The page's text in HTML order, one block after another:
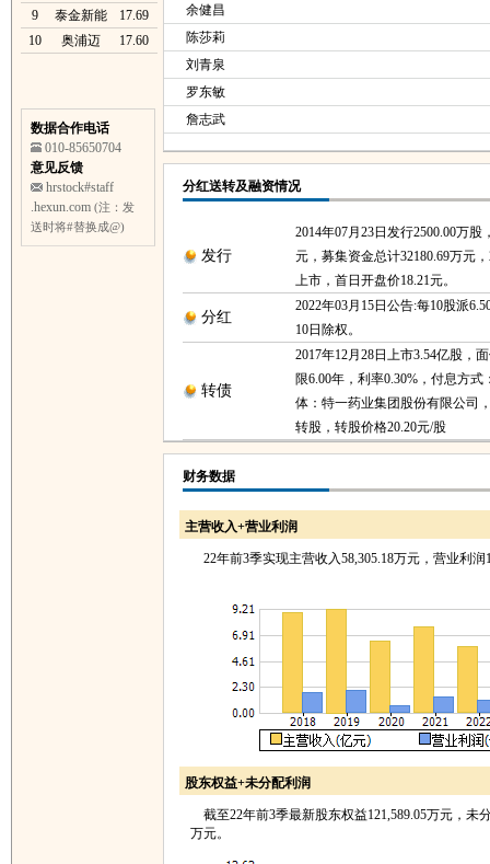
9
泰金新能
17.69
10
奥浦迈 17.60
数据合作电话
010-85650704
意见反馈
hrstock#staff
.hexun.com (注：发
送时将#替换成@)
余健昌
陈莎莉
刘青泉
罗东敏
詹志武
分红送转及融资情况
发行
2014年07月23日发行2500.00万股
元，募集资金总计32180.69万元
上市，首日开盘价18.21元。
分红
2022年03月15日公告:每10股派
10日除权。
转债
2017年12月28日上市3.54亿股，
限6.00年，利率0.30%，付息方式
体：特一药业集团股份有限公司
转股，转股价格20.20元/股
财务数据
主营收入+营业利润
22年前3季实现主营收入58,305.18万元，营业利润
股东权益+未分配利润
截至22年前3季最新股东权益121,589.05万元，未
万元。